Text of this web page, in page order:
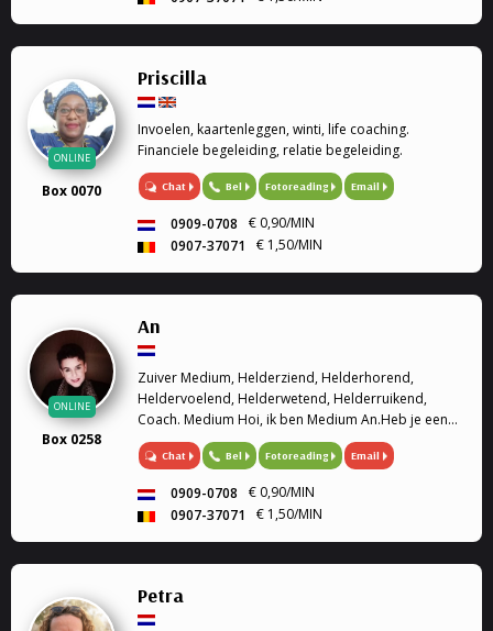
ONLINE
Box 0070
Priscilla
Invoelen, kaartenleggen, winti, life coaching.
Financiele begeleiding, relatie begeleiding.
Chat Bel Fotoreading Email
0909-0708
€ 0,90/MIN
0907-37071
€ 1,50/MIN
ONLINE
Box 0258
An
Zuiver Medium, Helderziend, Helderhorend,
Heldervoelend, Helderwetend, Helderruikend,
Coach. Medium Hoi, ik ben Medium An.Heb je een
situatie die jou positief of negatief bezighoudt?Met
mijn hulp kunnen dingen verhelderd worden.Vaak
Chat Bel Fotoreading Email
0909-0708
€ 0,90/MIN
0907-37071
€ 1,50/MIN
Petra